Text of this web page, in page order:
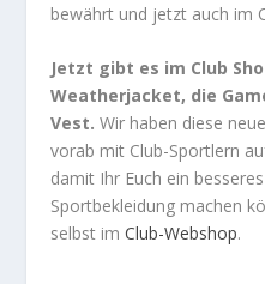
bewährt und jetzt auch im
Jetzt gibt es im Club
Weatherjacket, die
Vest. Wir haben diese
vorab mit Club-Sportlern
damit Ihr Euch ein
Sportbekleidung machen
selbst imClub-Webshop.